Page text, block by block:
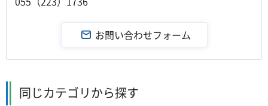
同じカテゴリから探す